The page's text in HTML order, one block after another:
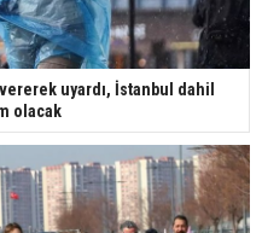
uyardı, İstanbul dahil
olacak